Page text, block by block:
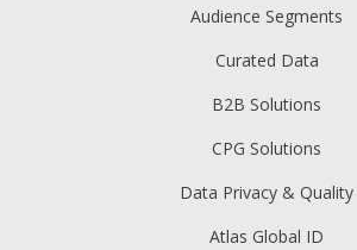
Audience Segments
Curated Data
B2B Solutions
CPG Solutions
Data Privacy & Quality
Atlas Global ID